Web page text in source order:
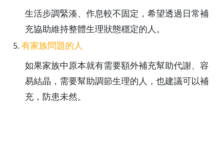
生活步調緊湊、作息較不固定，希望透過日常補
充協助維持整體生理狀態穩定的人。
有家族問題的人
如果家族中原本就有需要額外補充幫助代謝、容
易結晶，需要幫助調節生理的人，也建議可以補
充，防患未然。